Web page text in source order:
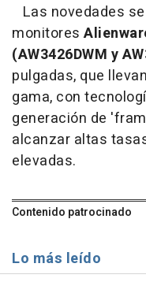
Las novedades
monitores
(AW3426DWM y
pulgadas, que
gama, con
generación de
alcanzar altas
elevadas.
Contenido patrocinado
Lo más leído